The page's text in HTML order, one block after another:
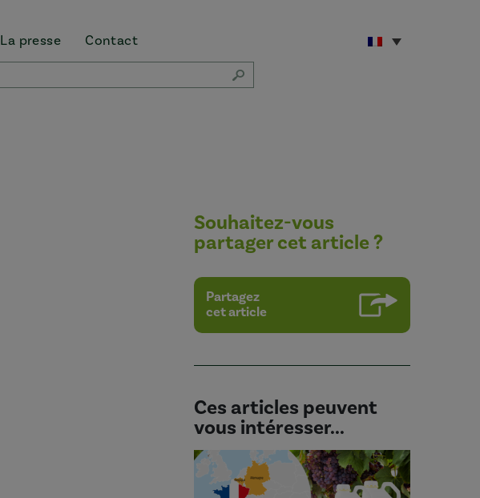
La presse Contact
Souhaitez-vous
partager cet article ?
Partagez
cet article
Ces articles peuvent
vous intéresser...